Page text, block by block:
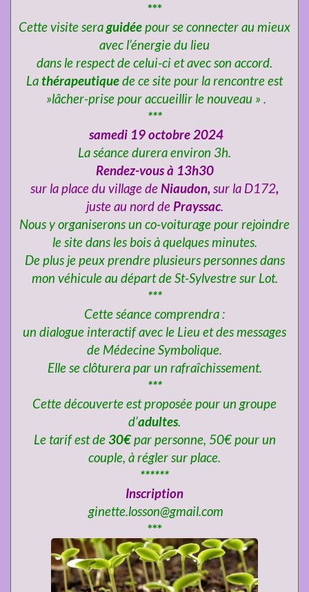
***
Cette visite seraguidéepour se connecter au mieux
avec l’énergie du lieu
dans le respect de celui-ci et avec son accord.
Lathérapeutiquede ce site pour la rencontre est
»lâcher-prise pour accueillir le nouveau » .
***
samedi 19 octobre 2024
La séance durera environ 3h.
Rendez-vous à 13h30
sur la place du village deNiaudon, sur la D172,
juste au nord de Prayssac.
Nous y organiserons un co-voiturage pour rejoindre
le site dans les bois à quelques minutes.
De plus je peux prendre plusieurs personnes dans
mon véhicule au départ de St-Sylvestre sur Lot.
***
Cette séance comprendra :
un dialogue interactif avec le Lieu et desmessages
de Médecine Symbolique.
Elle se clôturera par un rafraîchissement.
***
Cette découverte est proposée pour un groupe
d’adultes.
Le tarif est de30€par personne, 50€ pour un
couple, à régler sur place.
******
Inscription
ginette.losson@gmail.com
***